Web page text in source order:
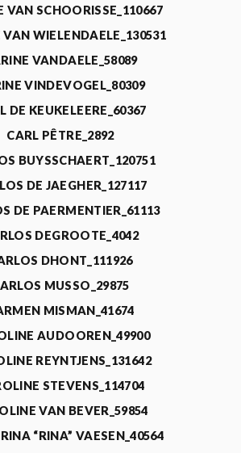
VAN SCHOORISSE_110667
VAN WIELENDAELE_130531
VANDAELE_58089
VINDEVOGEL_80309
DE KEUKELEERE_60367
CARL PÊTRE_2892
BUYSSCHAERT_120751
DE JAEGHER_127117
DE PAERMENTIER_61113
DEGROOTE_4042
DHONT_111926
MUSSO_29875
MISMAN_41674
AUDOOREN_49900
REYNTJENS_131642
STEVENS_114704
VAN BEVER_59854
“RINA” VAESEN_40564